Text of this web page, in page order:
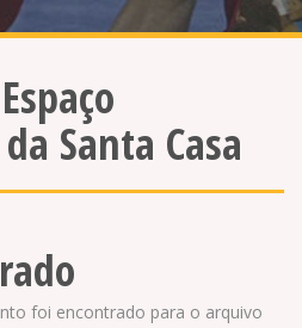
Espaço
Santa Casa
foi encontrado para o arquivo